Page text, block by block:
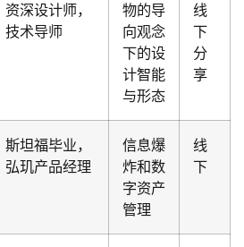
资深设计师，
技术导师
物的导
向观念
下的设
计智能
与形态
线
下
分
享
斯坦福毕业，
弘玑产品经理
信息爆
炸和数
字资产
管理
线
下